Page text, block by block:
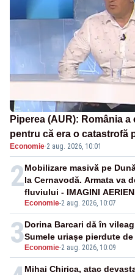
Piperea (AUR): România
pentru că era o catastrofă
pensii
Economie·2 aug. 2026, 10:01
2
Economie-2 aug. 2026, 10:07
Mobilizare masivă pe
la Cernavodă. Armata va
fluviului - IMAGINI
3 Economie-2 aug. 2026, 10:09
Dorina Barcari dă în
Sumele uriașe pierdute
Mihai Chirica, atac